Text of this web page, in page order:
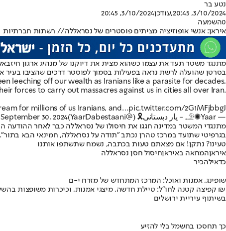
נטע בר
3/10/2024, 20:45
,עודכן3/10/2024, 20:45
0השמעה
איראן: אנשי אופוזיציה מציתים פוסטרים של נסראללה// רשתות חברתיות
מתנגד משטר תעד את עצמו כשהוא מצית את דיוקנו של מנהיג ארגון
בסרטן שהועלה לרשת נראה בפעילות בסמוך לפוסטר דרכים שהציבו
leeching off our wealth as Iranians like a parasite for decades,
forces to carry out massacres against us in cities all over Iran.
for millions of us Iranians, and…pic.twitter.com/2G1MFjbbgJ
— 𓄂✺Yaar - يار ‌‌دبستانی🎗️ (@YaarDabestaani)
September 30, 2024
מתנגדי המשטר במדינה חגגו את חיסולו של נסראללה כבר לאחר ההודעה
בגרפיטי שתועד במרכז טהרן נכתב "תודה על נסראללה, חמינאי הבא בתור".
טעינו? נתקן! אם מצאתם טעות בכתבה, נשמח שתשתפו אותנו
איראןהמחאה באיראןחיסול חסן נסראללה
כדאילהכיר
שופינג, אמנות ואוכל: המרכז המתחדש של מזרח י-ם
קפיצה קטנה לחו"ל: טיילת חדשה, מיצגי אמנות, וכיכרות משופצות בהשקעה של 100 מיליון ₪
בשיתוף עיריית ירושלים
כך תחסכו בחשמל בלי להזיע